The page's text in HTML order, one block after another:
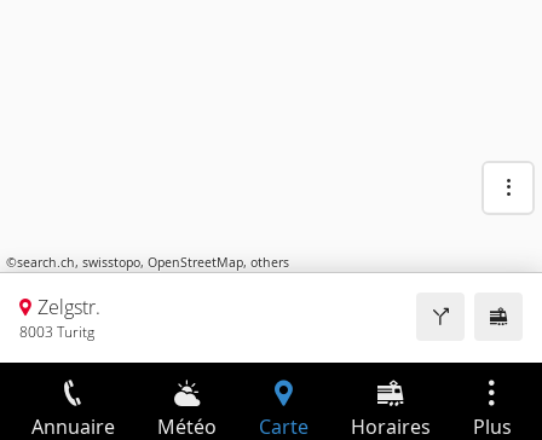
©search.ch, swisstopo, OpenStreetMap, others
Zelgstr.
8003 Turitg
Annuaire Météo Carte Horaires Plus